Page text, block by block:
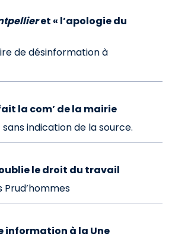
et « l’apologie du
de désinformation à
la com’ de la mairie
indication de la source.
le droit du travail
information à la Une